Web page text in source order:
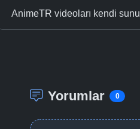
AnimeTR videoları kendi
Yorumlar 0